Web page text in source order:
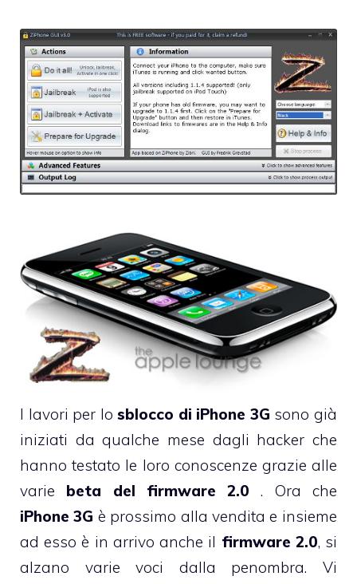
I lavori per losblocco di iPhone 3G sono già
iniziati da qualche mese dagli hacker che
hanno testato le loro conoscenze grazie alle
varie beta del firmware 2.0 . Ora che
iPhone 3G è prossimo alla vendita e insieme
ad esso è in arrivo anche il firmware 2.0, si
alzano varie voci dalla penombra. Vi